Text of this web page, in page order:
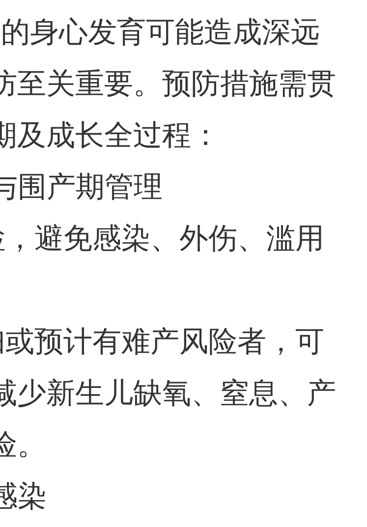
身心发育可能造成深远
至关重要。预防措施需贯
成长全过程：
围产期管理
避免感染、外伤、滥用
预计有难产风险者，可
少新生儿缺氧、窒息、产
染